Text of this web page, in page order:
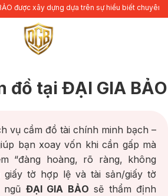
dựng dựa trên sự hiểu biết chuyên sâu về nhu
đồ tại ĐẠI GIA BẢO
vụ cầm đồ tài chính minh bạch –
bạn xoay vốn khi cần gấp mà
“đàng hoàng, rõ ràng, không
giấy tờ hợp lệ và tài sản/giấy tờ
ngũ ĐẠI GIA BẢO sẽ thẩm định